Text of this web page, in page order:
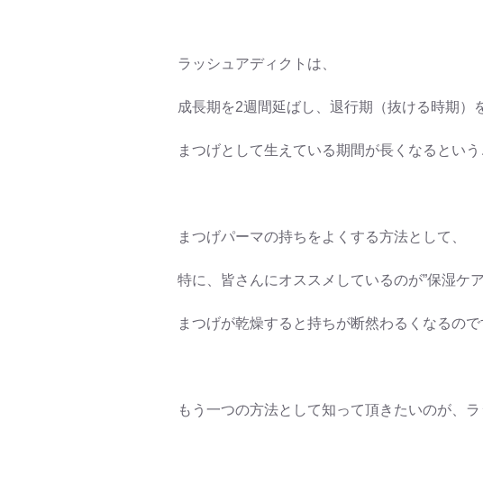
ラッシュアディクトは、
成長期を2週間延ばし、退行期（抜ける時期）
まつげとして生えている期間が長くなるという
まつげパーマの持ちをよくする方法として、
特に、皆さんにオススメしているのが”保湿ケ
まつげが乾燥すると持ちが断然わるくなるので
もう一つの方法として知って頂きたいのが、